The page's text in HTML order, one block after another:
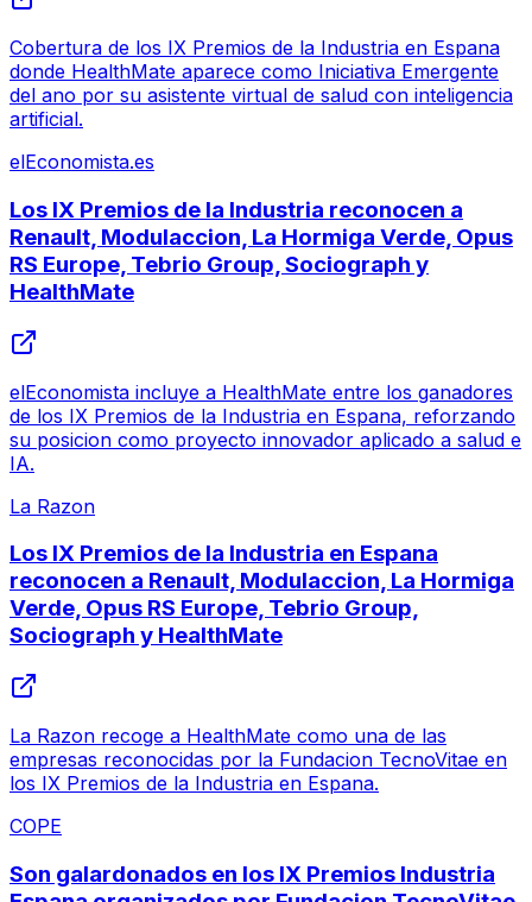
Cobertura de los IX Premios de la Industria en Espana
donde HealthMate aparece como Iniciativa Emergente
del ano por su asistente virtual de salud con inteligencia
artificial.
elEconomista.es
Los IX Premios de la Industria reconocen a
Renault, Modulaccion, La Hormiga Verde, Opus
RS Europe, Tebrio Group, Sociograph y
HealthMate
elEconomista incluye a HealthMate entre los ganadores
de los IX Premios de la Industria en Espana, reforzando
su posicion como proyecto innovador aplicado a salud e
IA.
La Razon
Los IX Premios de la Industria en Espana
reconocen a Renault, Modulaccion, La Hormiga
Verde, Opus RS Europe, Tebrio Group,
Sociograph y HealthMate
La Razon recoge a HealthMate como una de las
empresas reconocidas por la Fundacion TecnoVitae en
los IX Premios de la Industria en Espana.
COPE
Son galardonados en los IX Premios Industria